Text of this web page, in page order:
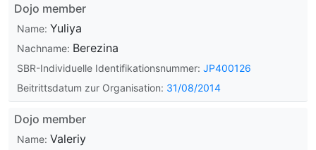
Dojo member
Name: Yuliya
Nachname: Berezina
SBR-Individuelle Identifikationsnummer: JP400126
Beitrittsdatum zur Organisation: 31/08/2014
Dojo member
Name: Valeriy